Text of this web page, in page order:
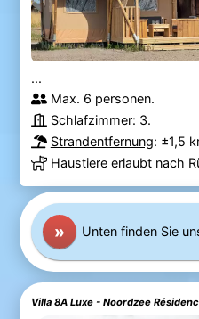
...
Max. 6 personen.
Schlafzimmer: 3.
Strandentfernung: ±1,5
Haustiere erlaubt nach
» Unten finden Sie
Villa 8A Luxe - Noordzee